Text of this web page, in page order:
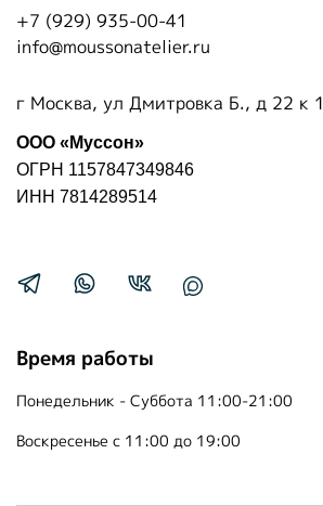
Время работы
Понедельник - Суббота 11:00-21:00
Воскресенье с 11:00 до 19:00
+7 (929) 935-00-41
info@moussonatelier.ru
г Москва, ул Дмитровка Б., д 22 к 1
ООО «Муссон»
ОГРН 1157847349846
ИНН 7814289514